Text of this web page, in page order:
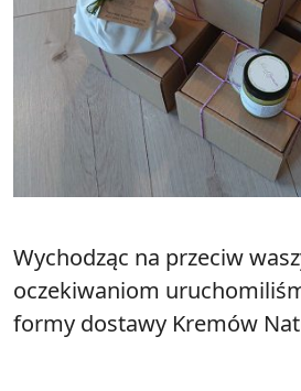
Wychodząc na przeciw
oczekiwaniom
formy dostawy Kremów